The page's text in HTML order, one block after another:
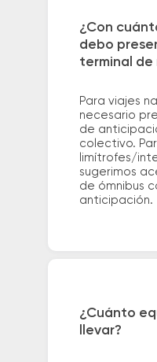
¿Con
debo
terminal de
Para viajes
necesario
de
colectivo.
limítrofes/
sugerimos
de ómnibus
anticipación.
¿Cuánto
llevar?